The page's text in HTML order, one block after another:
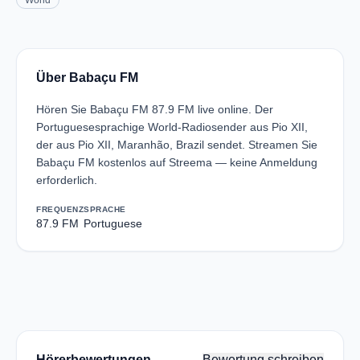
Über Babaçu FM
Hören Sie Babaçu FM 87.9 FM live online. Der
Portuguesesprachige World-Radiosender aus Pio XII,
der aus Pio XII, Maranhão, Brazil sendet. Streamen Sie
Babaçu FM kostenlos auf Streema — keine Anmeldung
erforderlich.
FREQUENZ
87.9 FM
SPRACHE
Portuguese